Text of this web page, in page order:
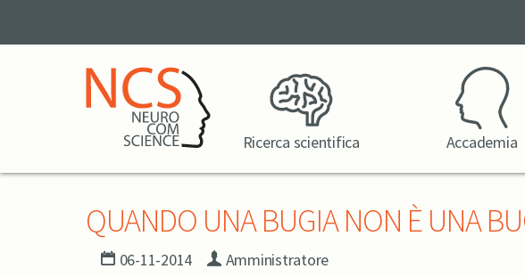
Ricerca scientifica Accademia
QUANDO UNA BUGIA NON È UNA
06-11-2014 Amministratore